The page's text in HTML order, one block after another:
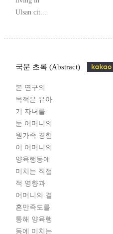
Ulsan cit...
국문 초록 (Abstract)
본 연구의
목적은 유아
기 자녀를
둔 어머니의
원가족 경험
이 어머니의
양육행동에
미치는 직접
적 영향과
어머니의 결
혼만족도를
통해 양육행
동에 미치는